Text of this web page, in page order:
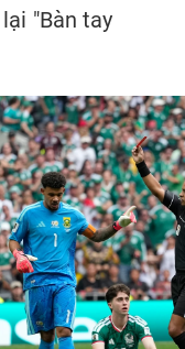
"Bàn tay